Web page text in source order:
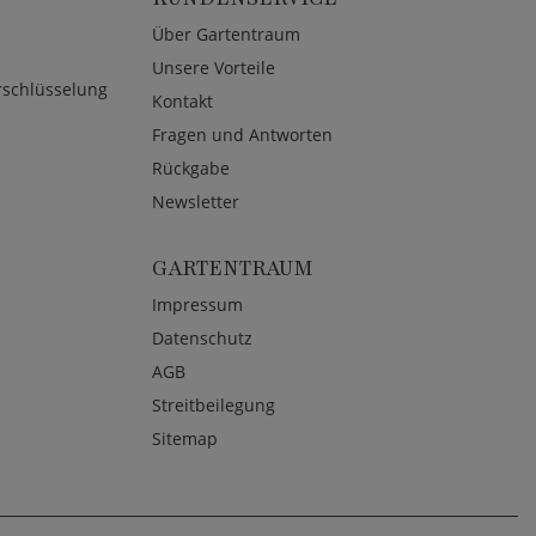
Über Gartentraum
Unsere Vorteile
Kontakt
Fragen und Antworten
Rückgabe
Newsletter
GARTENTRAUM
Impressum
Datenschutz
AGB
Streitbeilegung
Sitemap